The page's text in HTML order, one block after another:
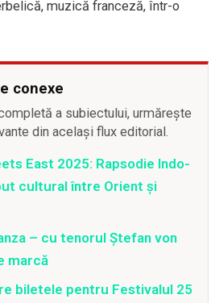
muzică franceză, într-o
conexe
a subiectului, urmărește
din același flux editorial.
East 2025: Rapsodie Indo-
cultural între Orient și
– cu tenorul Ștefan von
marcă
biletele pentru Festivalul 25